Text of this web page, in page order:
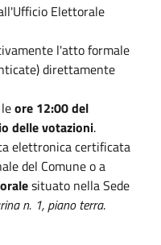
Elettorale
l'atto formale
direttamente
ore 12:00 del
delle votazioni.
elettronica certificata
del Comune o a
situato nella Sede
n. 1, piano terra.